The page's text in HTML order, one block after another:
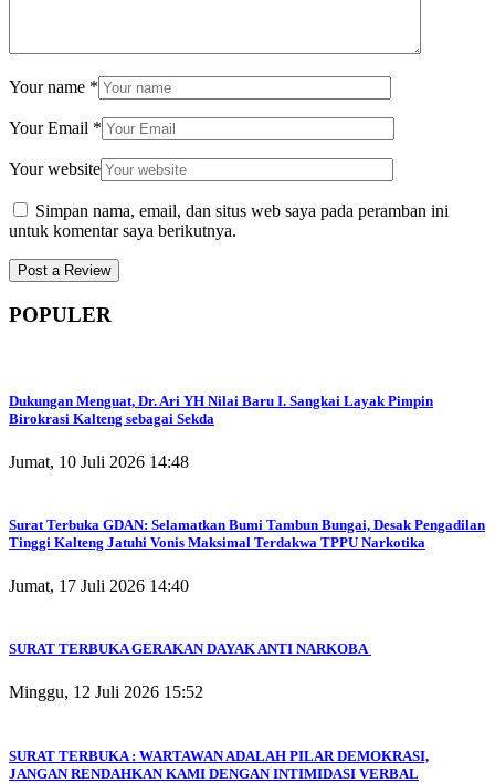
Your name *
Your Email *
Your website
Simpan nama, email, dan situs web saya pada peramban ini
untuk komentar saya berikutnya.
POPULER
Dukungan Menguat, Dr. Ari YH Nilai Baru I. Sangkai Layak Pimpin
Birokrasi Kalteng sebagai Sekda
Jumat, 10 Juli 2026 14:48
Surat Terbuka GDAN: Selamatkan Bumi Tambun Bungai, Desak Pengadilan
Tinggi Kalteng Jatuhi Vonis Maksimal Terdakwa TPPU Narkotika
Jumat, 17 Juli 2026 14:40
SURAT TERBUKA GERAKAN DAYAK ANTI NARKOBA
Minggu, 12 Juli 2026 15:52
SURAT TERBUKA : WARTAWAN ADALAH PILAR DEMOKRASI,
JANGAN RENDAHKAN KAMI DENGAN INTIMIDASI VERBAL